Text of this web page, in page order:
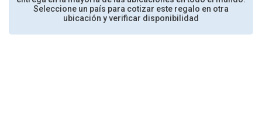
Seleccione un país para cotizar este regalo en otra
ubicación y verificar disponibilidad